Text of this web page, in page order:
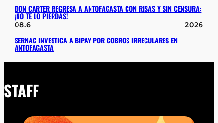
DON CARTER REGRESA A ANTOFAGASTA CON RISAS Y SIN CENSURA:
¡NO TE LO PIERDAS!
08.6 2026
SERNAC INVESTIGA A BIPAY POR COBROS IRREGULARES EN
ANTOFAGASTA
STAFF